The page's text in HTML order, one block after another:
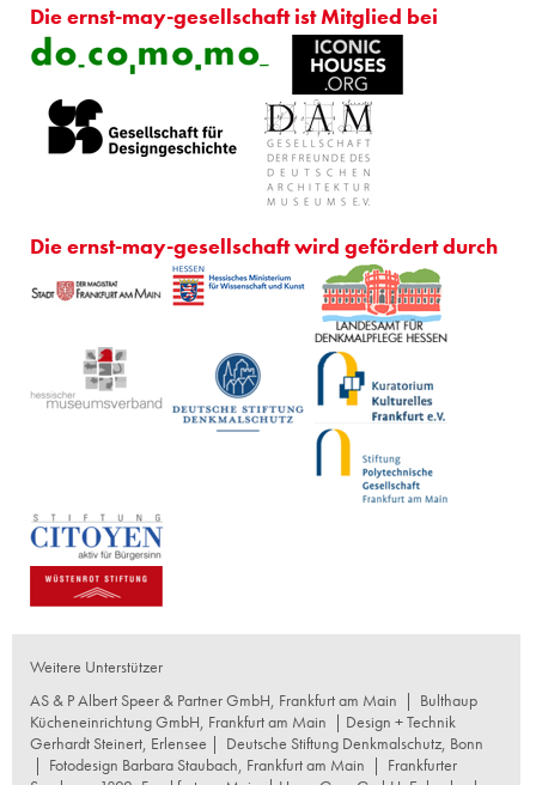
Die ernst-may-gesellschaft ist Mitglied bei
Die ernst-may-gesellschaft wird gefördert durch
Weitere Unterstützer
AS & P Albert Speer & Partner GmbH, Frankfurt am Main | Bulthaup
Kücheneinrichtung GmbH, Frankfurt am Main | Design + Technik
Gerhardt Steinert, Erlensee | Deutsche Stiftung Denkmalschutz, Bonn
| Fotodesign Barbara Staubach, Frankfurt am Main | Frankfurter